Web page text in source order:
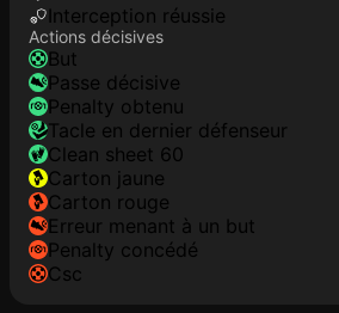
interception réussie
Actions décisives
but
passe décisive
penalty obtenu
tacle en dernier défenseur
clean sheet 60
carton jaune
carton rouge
erreur menant à un but
penalty concédé
csc